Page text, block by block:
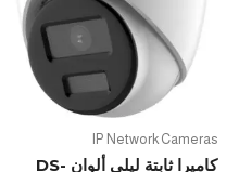
IP Network Cameras
كاميرا ثابتة ليلي ألوان DS-